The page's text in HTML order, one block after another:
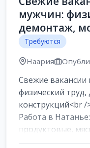
мужчин:
демонтаж,
Требуются
Наария
Свежие вакансии
физический
конструкций<br /
Работа в
продуктовые,
/>